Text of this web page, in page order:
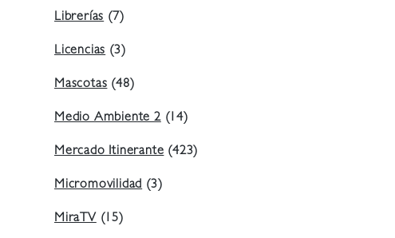
Librerías(7)
Licencias(3)
Mascotas(48)
Medio Ambiente 2(14)
Mercado Itinerante(423)
Micromovilidad(3)
MiraTV(15)